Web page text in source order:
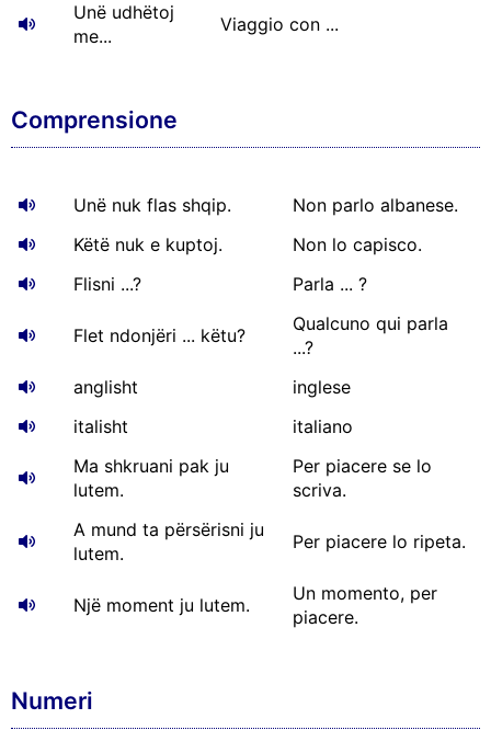
Unë udhëtoj
me...
Viaggio con ...
Comprensione
Unë nuk flas shqip.
Non parlo albanese.
Këtë nuk e kuptoj.
Non lo capisco.
Flisni ...?
Parla ... ?
Flet ndonjëri ... këtu?
Qualcuno qui parla
...?
anglisht
inglese
italisht
italiano
Ma shkruani pak ju
lutem.
Per piacere se lo
scriva.
A mund ta përsërisni ju
lutem.
Per piacere lo ripeta.
Një moment ju lutem.
Un momento, per
piacere.
Numeri